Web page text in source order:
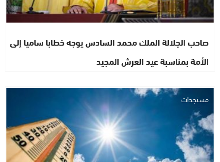
صاحب الجلالة الملك محمد السادس يوجه خطابا ساميا إلى
الأمة بمناسبة عيد العرش المجيد
مستجدات